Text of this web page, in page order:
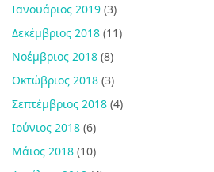
Ιανουάριος 2019 (3)
Δεκέμβριος 2018 (11)
Νοέμβριος 2018 (8)
Οκτώβριος 2018 (3)
Σεπτέμβριος 2018 (4)
Ιούνιος 2018 (6)
Μάιος 2018 (10)